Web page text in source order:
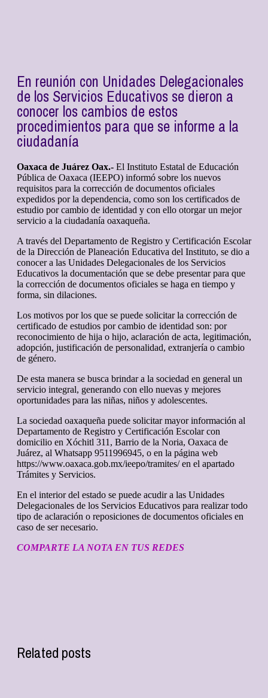
En reunión con Unidades Delegacionales
de los Servicios Educativos se dieron a
conocer los cambios de estos
procedimientos para que se informe a la
ciudadanía
Oaxaca de Juárez Oax.- El Instituto Estatal de Educación
Pública de Oaxaca (IEEPO) informó sobre los nuevos
requisitos para la corrección de documentos oficiales
expedidos por la dependencia, como son los certificados de
estudio por cambio de identidad y con ello otorgar un mejor
servicio a la ciudadanía oaxaqueña.
A través del Departamento de Registro y Certificación Escolar
de la Dirección de Planeación Educativa del Instituto, se dio a
conocer a las Unidades Delegacionales de los Servicios
Educativos la documentación que se debe presentar para que
la corrección de documentos oficiales se haga en tiempo y
forma, sin dilaciones.
Los motivos por los que se puede solicitar la corrección de
certificado de estudios por cambio de identidad son: por
reconocimiento de hija o hijo, aclaración de acta, legitimación,
adopción, justificación de personalidad, extranjería o cambio
de género.
De esta manera se busca brindar a la sociedad en general un
servicio integral, generando con ello nuevas y mejores
oportunidades para las niñas, niños y adolescentes.
La sociedad oaxaqueña puede solicitar mayor información al
Departamento de Registro y Certificación Escolar con
domicilio en Xóchitl 311, Barrio de la Noria, Oaxaca de
Juárez, al Whatsapp 9511996945, o en la página web
https://www.oaxaca.gob.mx/ieepo/tramites/ en el apartado
Trámites y Servicios.
En el interior del estado se puede acudir a las Unidades
Delegacionales de los Servicios Educativos para realizar todo
tipo de aclaración o reposiciones de documentos oficiales en
caso de ser necesario.
COMPARTE LA NOTA EN TUS REDES
Related posts